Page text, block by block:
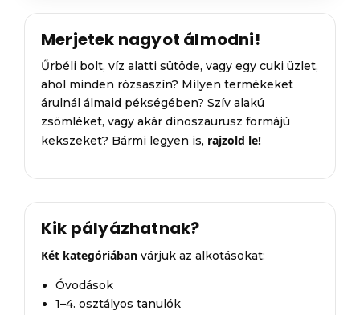
Merjetek nagyot álmodni!
Űrbéli bolt, víz alatti sütöde, vagy egy cuki üzlet,
ahol minden rózsaszín? Milyen termékeket
árulnál álmaid pékségében? Szív alakú
zsömléket, vagy akár dinoszaurusz formájú
kekszeket? Bármi legyen is, rajzold le!
Kik pályázhatnak?
Két kategóriában várjuk az alkotásokat:
Óvodások
1–4. osztályos tanulók